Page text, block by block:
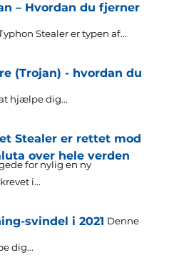
– Hvordan du fjerner
Stealer er typen af...
(Trojan) - hvordan du
hjælpe dig...
Stealer er rettet mod
over hele verden
for nylig en ny
i...
svindel i 2021 Denne
dig...